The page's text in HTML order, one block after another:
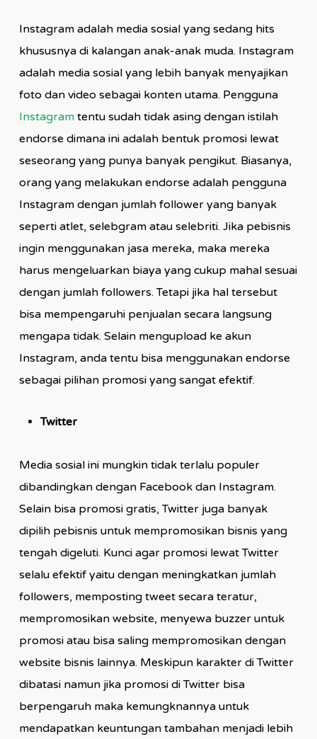
Instagram adalah media sosial yang sedang hits
khususnya di kalangan anak-anak muda. Instagram
adalah media sosial yang lebih banyak menyajikan
foto dan video sebagai konten utama. Pengguna
Instagramtentu sudah tidak asing dengan istilah
endorse dimana ini adalah bentuk promosi lewat
seseorang yang punya banyak pengikut. Biasanya,
orang yang melakukan endorse adalah pengguna
Instagram dengan jumlah follower yang banyak
seperti atlet, selebgram atau selebriti. Jika pebisnis
ingin menggunakan jasa mereka, maka mereka
harus mengeluarkan biaya yang cukup mahal sesuai
dengan jumlah followers. Tetapi jika hal tersebut
bisa mempengaruhi penjualan secara langsung
mengapa tidak. Selain mengupload ke akun
Instagram, anda tentu bisa menggunakan endorse
sebagai pilihan promosi yang sangat efektif.
Twitter
Media sosial ini mungkin tidak terlalu populer
dibandingkan dengan Facebook dan Instagram.
Selain bisa promosi gratis, Twitter juga banyak
dipilih pebisnis untuk mempromosikan bisnis yang
tengah digeluti. Kunci agar promosi lewat Twitter
selalu efektif yaitu dengan meningkatkan jumlah
followers, memposting tweet secara teratur,
mempromosikan website, menyewa buzzer untuk
promosi atau bisa saling mempromosikan dengan
website bisnis lainnya. Meskipun karakter di Twitter
dibatasi namun jika promosi di Twitter bisa
berpengaruh maka kemungknannya untuk
mendapatkan keuntungan tambahan menjadi lebih